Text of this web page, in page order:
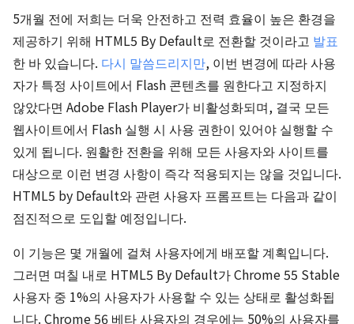
5개월 전에 저희는 더욱 안전하고 전력 효율이 높은 환경을
제공하기 위해 HTML5 By Default로 전환할 것이라고 발표
한 바 있습니다. 다시 말씀드리지만, 이번 변경에 따라 사용
자가 특정 사이트에서 Flash 콘텐츠를 원한다고 지정하지
않았다면 Adobe Flash Player가 비활성화되며, 결국 모든
웹사이트에서 Flash 실행 시 사용 권한이 있어야 실행할 수
있게 됩니다. 원활한 전환을 위해 모든 사용자와 사이트를
대상으로 이런 변경 사항이 즉각 적용되지는 않을 것입니다.
HTML5 by Default와 관련 사용자 프롬프트는 다음과 같이
점진적으로 도입할 예정입니다.
이 기능은 몇 개월에 걸쳐 사용자에게 배포할 계획입니다.
그러면 며칠 내로 HTML5 By Default가 Chrome 55 Stable
사용자 중 1%의 사용자가 사용할 수 있는 상태로 활성화됩
니다. Chrome 56 베타 사용자의 경우에는 50%의 사용자를